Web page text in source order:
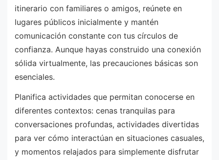
itinerario con familiares o amigos, reúnete en
lugares públicos inicialmente y mantén
comunicación constante con tus círculos de
confianza. Aunque hayas construido una conexión
sólida virtualmente, las precauciones básicas son
esenciales.
Planifica actividades que permitan conocerse en
diferentes contextos: cenas tranquilas para
conversaciones profundas, actividades divertidas
para ver cómo interactúan en situaciones casuales,
y momentos relajados para simplemente disfrutar